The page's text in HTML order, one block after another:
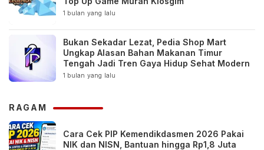
1 bulan yang lalu
Bukan Sekadar Lezat, Pedia Shop Mart
Ungkap Alasan Bahan Makanan Timur
Tengah Jadi Tren Gaya Hidup Sehat Modern
1 bulan yang lalu
RAGAM
Cara Cek PIP Kemendikdasmen 2026 Pakai
NIK dan NISN, Bantuan hingga Rp1,8 Juta